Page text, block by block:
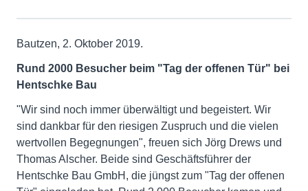
Bautzen, 2. Oktober 2019.
Rund 2000 Besucher beim "Tag der offenen Tür" bei
Hentschke Bau
"Wir sind noch immer überwältigt und begeistert. Wir
sind dankbar für den riesigen Zuspruch und die vielen
wertvollen Begegnungen", freuen sich Jörg Drews und
Thomas Alscher. Beide sind Geschäftsführer der
Hentschke Bau GmbH, die jüngst zum "Tag der offenen